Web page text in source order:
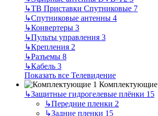
↳ТВ Приставки Спутниковые 7
↳Спутниковые антенны 4
↳Конвертеры 3
↳Пульты управления 3
↳Крепления 2
↳Разъемы 8
↳Кабель 3
Показать все Телевидение
Комплектующие
↳Защитные гидрогелевые плёнки 15
↳Передние пленки 2
↳Задние пленки 15